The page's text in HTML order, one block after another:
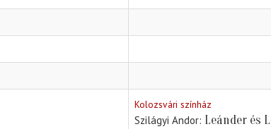
Kolozsvári színház
Szilágyi Andor Leánder és